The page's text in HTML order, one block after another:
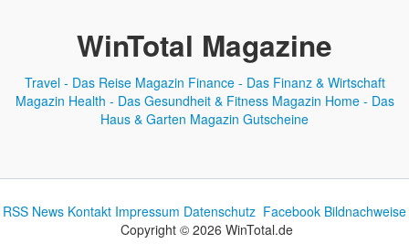
WinTotal Magazine
Travel - Das Reise Magazin Finance - Das Finanz & Wirtschaft
Magazin Health - Das Gesundheit & Fitness Magazin Home - Das
Haus & Garten Magazin Gutscheine
RSS News Kontakt Impressum Datenschutz Facebook Bildnachweise
Copyright © 2026 WinTotal.de